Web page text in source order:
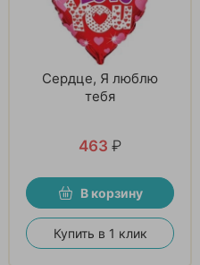
Сердце, Я люблю
тебя
463 ₽
В корзину
Купить в 1 клик